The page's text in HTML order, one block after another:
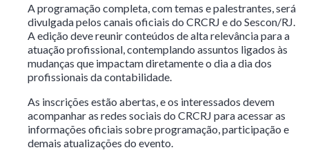
A programação completa, com temas e palestrantes, será
divulgada pelos canais oficiais do CRCRJ e do Sescon/RJ.
A edição deve reunir conteúdos de alta relevância para a
atuação profissional, contemplando assuntos ligados às
mudanças que impactam diretamente o dia a dia dos
profissionais da contabilidade.
As inscrições estão abertas, e os interessados devem
acompanhar as redes sociais do CRCRJ para acessar as
informações oficiais sobre programação, participação e
demais atualizações do evento.